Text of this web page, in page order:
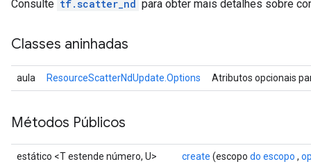
Consulte tf.scatter_nd para obter mais detalhes sobre
Classes aninhadas
aula ResourceScatterNdUpdate.Options Atributos opcionais
Métodos Públicos
estático <T estende número, U>
create (escopo do escopo ,